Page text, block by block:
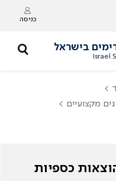
כניסה
בישראל
Israel
מקצועיים